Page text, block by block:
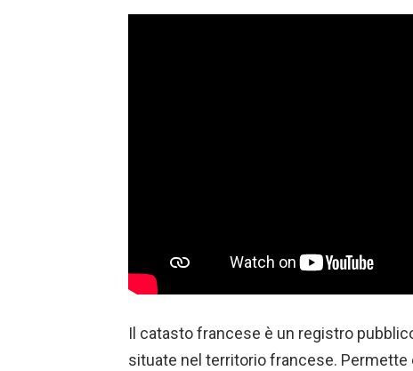
Il catasto francese è un registro
situate nel territorio francese.